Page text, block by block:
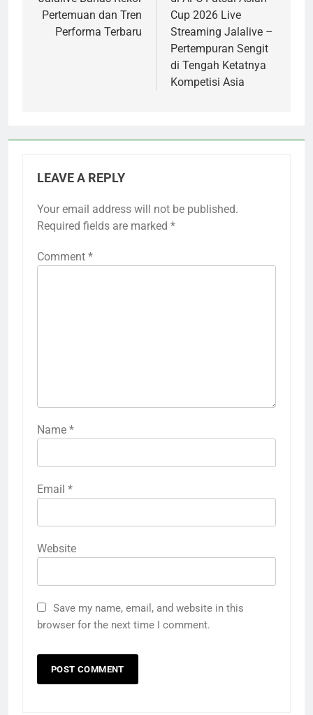
Pertemuan dan Tren
Performa Terbaru
Cup 2026 Live
Streaming Jalalive –
Pertempuran Sengit
di Tengah Ketatnya
Kompetisi Asia
LEAVE A REPLY
Your email address will not be published.
Required fields are marked *
Comment *
Name *
Email *
Website
Save my name, email, and website in this
browser for the next time I comment.